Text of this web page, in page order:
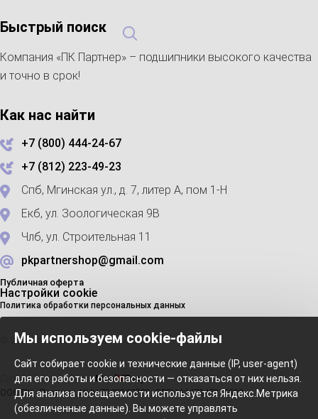
Быстрый поиск
Компания «ПК Партнер» – подшипники высокого качества
и точно в срок!
Как нас найти
+7 (800) 444-24-67
+7 (812) 223-49-23
Спб, Мгинская ул., д. 7, литер А, пом 1-Н
Екб, ул. Зоологическая 9В
Члб, ул. Строительная 11
pkpartnershop@gmail.com
Публичная оферта
Настройки cookie
Политика обработки персональных данных
© 2023 PARTNER. Все права защищены
Дизайн и разработкаNice’N’Easy
ООО ПК «Партнер», ИНН 7802863702, ОГРН 1147847215922
Мы используем cookie-файлы
Сайт собирает cookie и технические данные (IP, user-agent)
для его работы и безопасности — отказаться от них нельзя.
Для анализа посещаемости используется Яндекс.Метрика
(обезличенные данные). Вы можете управлять